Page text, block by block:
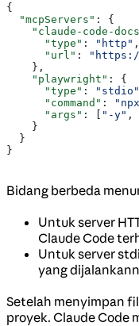
{
  "mcpServers"
: {
"claude-code-
      "type"
: "http" ,
      "url"
:
"https://
    },
    "playwright"
: {
      "type"
: "stdio"
      "command"
:
      "args"
: [ "-y" ,
    }
  }
}
Bidang berbeda
Untuk server
Claude Code
Untuk server
yang
Setelah menyimpan
proyek. Claude Code